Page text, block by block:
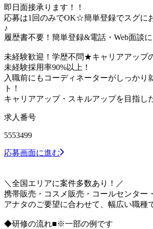
即日面接承ります！！
応募は1回のみでOK☆簡単登録でスグに
♪
履歴書不要！簡単登録&電話・Web面談に
未経験歓迎！学歴不問★キャリアアップ
未経験採用率90%以上！
入職前にもコーディネーターがしっかり
ト！
キャリアアップ・スキルアップを目指し
求人番号
5553499
応募画面に進む
＼全国エリアに案件多数あり！／
携帯販売・コスメ販売・コールセンター
アナタのご要望に合わせて、幅広い職種
◆研修の流れ■※一部の例です